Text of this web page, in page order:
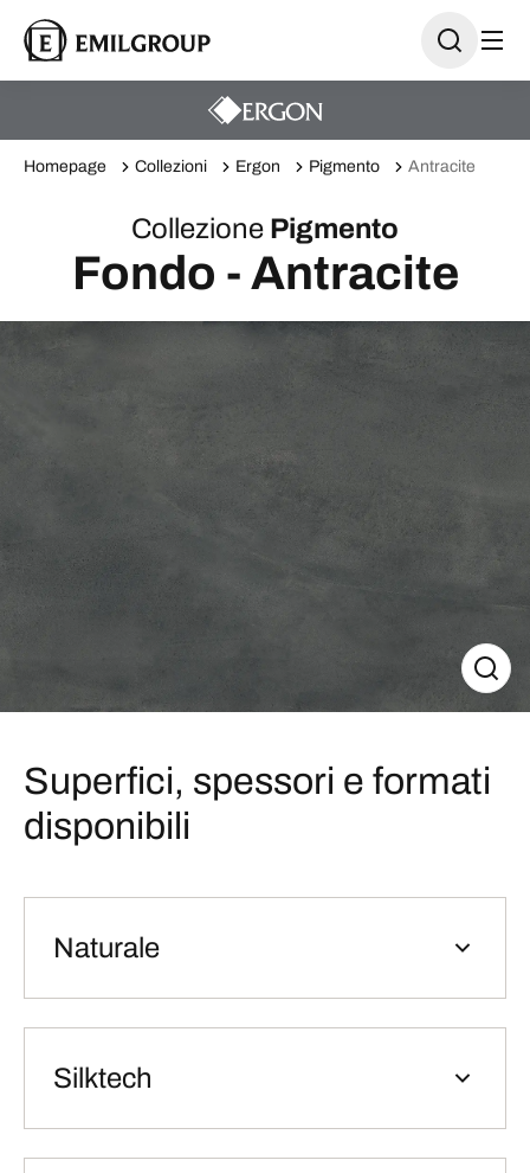
Homepage Collezioni Ergon Pigmento Antracite
Collezione Pigmento
Fondo - Antracite
Superfici, spessori e formati
disponibili
Naturale
Silktech